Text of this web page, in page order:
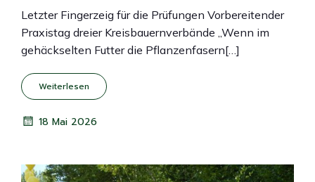
Letzter Fingerzeig für die Prüfungen Vorbereitender
Praxistag dreier Kreisbauernverbände „Wenn im
gehäckselten Futter die Pflanzenfasern[…]
Weiterlesen
18 Mai 2026